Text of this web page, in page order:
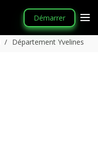
Démarrer
Département Yvelines